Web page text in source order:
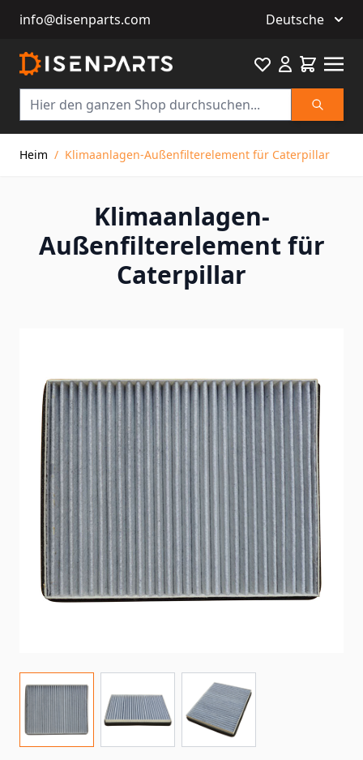
info@disenparts.com Deutsche
Suche
Favourite
Heim / Klimaanlagen-Außenfilterelement für Caterpillar
Klimaanlagen-
Außenfilterelement für
Caterpillar